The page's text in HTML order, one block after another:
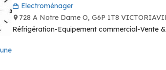
Electroménager
728 A Notre Dame O, G6P 1T8
Réfrigération-Equipement commercial-Vente